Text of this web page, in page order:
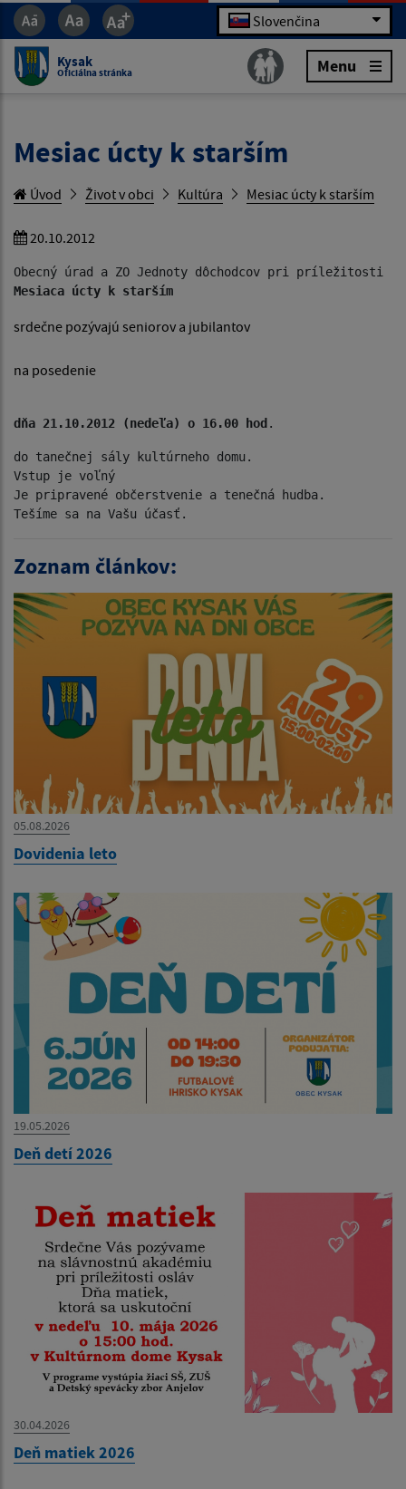
Slovenčina
Kysak
Oficiálna stránka Menu
Mesiac úcty k starším
Úvod Život v obci Kultúra Mesiac úcty k starším
20.10.2012
Obecný úrad a ZO Jednoty dôchodcov pri príležitosti
Mesiaca úcty k starším
srdečne pozývajú seniorov a jubilantov
na posedenie
dňa 21.10.2012 (nedeľa) o 16.00 hod
do tanečnej sály kultúrneho domu.
Vstup je voľný
Je pripravené občerstvenie a tenečná hudba.
Zoznam článkov:
05.08.2026
Dovidenia leto
19.05.2026
Deň detí 2026
30.04.2026
Deň matiek 2026